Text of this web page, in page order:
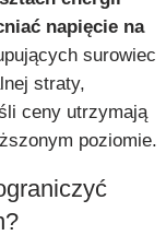
napięcie na
surowiec
straty,
ceny utrzymają
poziomie.